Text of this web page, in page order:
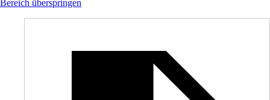
Bereich überspringen